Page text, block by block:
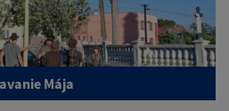
Mája